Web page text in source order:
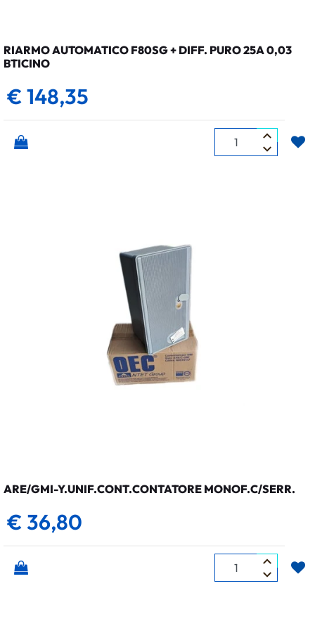
RIARMO AUTOMATICO F80SG + DIFF. PURO 25A 0,03
BTICINO
€ 148,35
Quantità
ARE/GMI-Y.UNIF.CONT.CONTATORE MONOF.C/SERR.
€ 36,80
Quantità